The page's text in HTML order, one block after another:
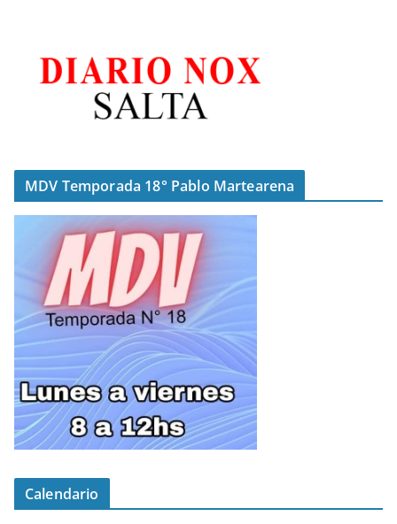
MDV Temporada 18° Pablo Martearena
Calendario